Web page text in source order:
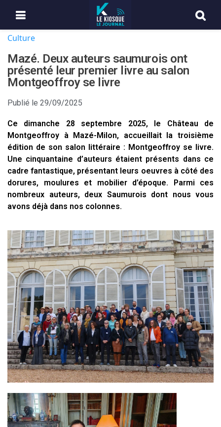
Culture
Mazé. Deux auteurs saumurois ont
présenté leur premier livre au salon
Montgeoffroy se livre
Publié le 29/09/2025
Ce dimanche 28 septembre 2025, le Château de
Montgeoffroy à Mazé-Milon, accueillait la troisième
édition de son salon littéraire : Montgeoffroy se livre.
Une cinquantaine d’auteurs étaient présents dans ce
cadre fantastique, présentant leurs oeuvres à côté des
dorures, moulures et mobilier d’époque. Parmi ces
nombreux auteurs, deux Saumurois dont nous vous
avons déjà dans nos colonnes.